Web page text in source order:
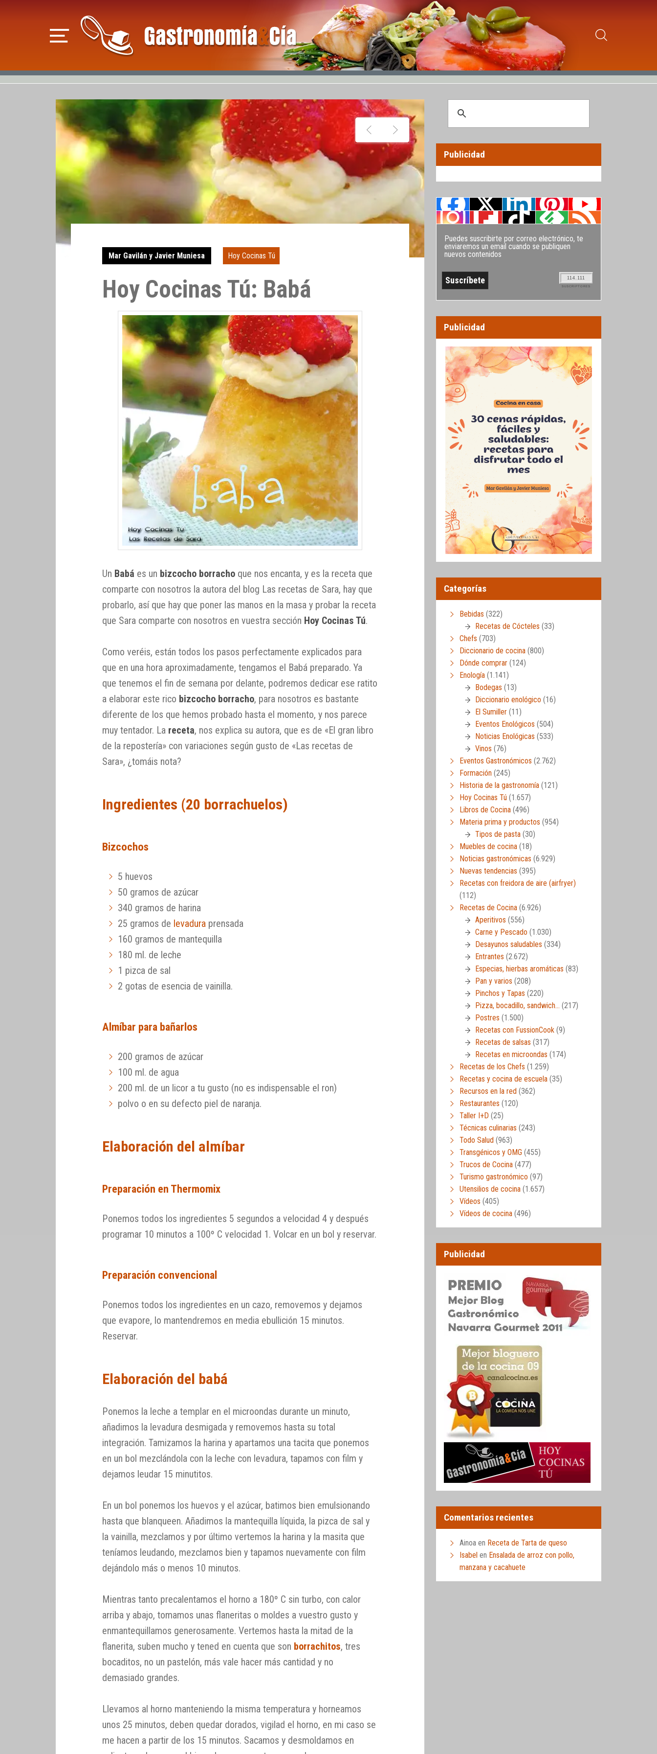
Mar Gavilán y Javier Muniesa Hoy Cocinas Tú
Hoy Cocinas Tú: Babá
Un Babá es un bizcocho borracho que nos encanta, y es la receta que
comparte con nosotros la autora del blog Las recetas de Sara, hay que
probarlo, así que hay que poner las manos en la masa y probar la receta
que Sara comparte con nosotros en vuestra sección Hoy Cocinas Tú.
Como veréis, están todos los pasos perfectamente explicados para
que en una hora aproximadamente, tengamos el Babá preparado. Ya
que tenemos el fin de semana por delante, podremos dedicar ese ratito
a elaborar este rico bizcocho borracho, para nosotros es bastante
diferente de los que hemos probado hasta el momento, y nos parece
muy tentador. La receta, nos explica su autora, que es de «El gran libro
de la repostería» con variaciones según gusto de «Las recetas de
Sara», ¿tomáis nota?
Ingredientes (20 borrachuelos)
Bizcochos
5 huevos
50 gramos de azúcar
340 gramos de harina
25 gramos de levadura prensada
160 gramos de mantequilla
180 ml. de leche
1 pizca de sal
2 gotas de esencia de vainilla.
Almíbar para bañarlos
200 gramos de azúcar
100 ml. de agua
200 ml. de un licor a tu gusto (no es indispensable el ron)
polvo o en su defecto piel de naranja.
Elaboración del almíbar
Preparación en Thermomix
Ponemos todos los ingredientes 5 segundos a velocidad 4 y después
programar 10 minutos a 100º C velocidad 1. Volcar en un bol y reservar.
Preparación convencional
Ponemos todos los ingredientes en un cazo, removemos y dejamos
que evapore, lo mantendremos en media ebullición 15 minutos.
Reservar.
Elaboración del babá
Ponemos la leche a templar en el microondas durante un minuto,
añadimos la levadura desmigada y removemos hasta su total
integración. Tamizamos la harina y apartamos una tacita que ponemos
en un bol mezclándola con la leche con levadura, tapamos con film y
dejamos leudar 15 minutitos.
En un bol ponemos los huevos y el azúcar, batimos bien emulsionando
hasta que blanqueen. Añadimos la mantequilla líquida, la pizca de sal y
la vainilla, mezclamos y por último vertemos la harina y la masita que
teníamos leudando, mezclamos bien y tapamos nuevamente con film
dejándolo más o menos 10 minutos.
Mientras tanto precalentamos el horno a 180º C sin turbo, con calor
arriba y abajo, tomamos unas flaneritas o moldes a vuestro gusto y
enmantequillamos generosamente. Vertemos hasta la mitad de la
flanerita, suben mucho y tened en cuenta que son borrachitos, tres
bocaditos, no un pastelón, más vale hacer más cantidad y no
demasiado grandes.
Llevamos al horno manteniendo la misma temperatura y horneamos
unos 25 minutos, deben quedar dorados, vigilad el horno, en mi caso se
me hacen a partir de los 15 minutos. Sacamos y desmoldamos en
Publicidad
Puedes suscribirte por correo electrónico, te
enviaremos un email cuando se publiquen
nuevos contenidos
114.111
SUSCRIPTORES
Publicidad
Categorías
Bebidas (322)
Recetas de Cócteles (33)
Chefs (703)
Diccionario de cocina (800)
Dónde comprar (124)
Enología (1.141)
Bodegas (13)
Diccionario enológico (16)
El Sumiller (11)
Eventos Enológicos (504)
Noticias Enológicas (533)
Vinos (76)
Eventos Gastronómicos (2.762)
Formación (245)
Historia de la gastronomía (121)
Hoy Cocinas Tú (1.657)
Libros de Cocina (496)
Materia prima y productos (954)
Tipos de pasta (30)
Muebles de cocina (18)
Noticias gastronómicas (6.929)
Nuevas tendencias (395)
Recetas con freidora de aire (airfryer)
(112)
Recetas de Cocina (6.926)
Aperitivos (556)
Carne y Pescado (1.030)
Desayunos saludables (334)
Entrantes (2.672)
Especias, hierbas aromáticas (83)
Pan y varios (208)
Pinchos y Tapas (220)
Pizza, bocadillo, sandwich… (217)
Postres (1.500)
Recetas con FussionCook (9)
Recetas de salsas (317)
Recetas en microondas (174)
Recetas de los Chefs (1.259)
Recetas y cocina de escuela (35)
Recursos en la red (362)
Restaurantes (120)
Taller I+D (25)
Técnicas culinarias (243)
Todo Salud (963)
Transgénicos y OMG (455)
Trucos de Cocina (477)
Turismo gastronómico (97)
Utensilios de cocina (1.657)
Vídeos (405)
Vídeos de cocina (496)
Publicidad
Comentarios recientes
Ainoa en Receta de Tarta de queso
Isabel en Ensalada de arroz con pollo,
manzana y cacahuete